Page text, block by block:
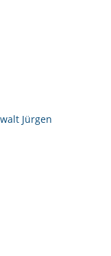
Jürgen